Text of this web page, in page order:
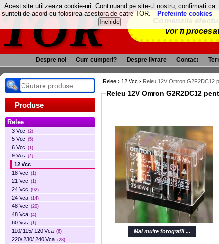
TOR
Comenzile
vor fi
Despre noi Cum cumperi? Despre livrare Contact
Produse
Relee
3 Vcc (2)
5 Vcc (5)
6 Vcc (1)
9 Vcc (2)
12 Vcc
18 Vcc (1)
21 Vcc (1)
24 Vcc (92)
24 Vca (14)
48 Vcc (20)
48 Vca (4)
60 Vcc (1)
110/ 115/ 120 Vca (6)
220/ 230/ 240 Vca (28)
Relee › 12 Vcc › Releu 12V Omron G2R2DC12
Releu 12V Omron
Mai multe fotografii ...
Acest site utilizeaza cookie-uri. Continuand pe site-ul nostru, confirmati ca
sunteti de acord cu folosirea acestora de catre TOR.
Preferinte cookies